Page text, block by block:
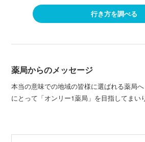
行き方を調べる
薬局からのメッセージ
本当の意味での地域の皆様に選ばれる薬局
にとって「オンリー1薬局」を目指してまい